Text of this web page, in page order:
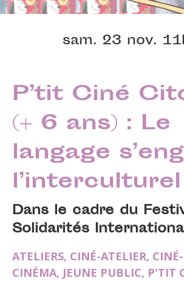
sam. 23 nov.
P’tit Ciné
(+ 6 ans) : Le
langage
Dans le cadre du
Solidarités
ATELIERS, CINÉ-ATELIER,
CINÉMA, JEUNE PUBLIC, P'TIT